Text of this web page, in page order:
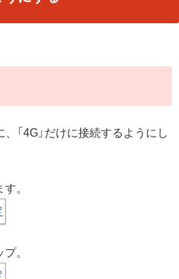
「4G」だけに接続するようにし
。
プ。